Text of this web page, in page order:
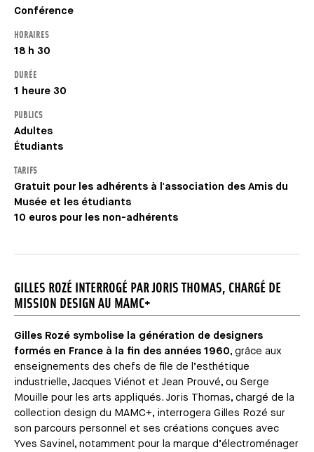
Conférence
HORAIRES
18 h 30
DURÉE
1 heure 30
PUBLICS
Adultes
Étudiants
TARIFS
Gratuit pour les adhérents à l'association des Amis du
Musée et les étudiants
10 euros pour les non-adhérents
GILLES ROZÉ INTERROGÉ PAR JORIS THOMAS, CHARGÉ DE
MISSION DESIGN AU MAMC+
Gilles Rozé symbolise la génération de designers
formés en France à la fin des années 1960, grâce aux
enseignements des chefs de file de l’esthétique
industrielle, Jacques Viénot et Jean Prouvé, ou Serge
Mouille pour les arts appliqués. Joris Thomas, chargé de la
collection design du MAMC+, interrogera Gilles Rozé sur
son parcours personnel et ses créations conçues avec
Yves Savinel, notamment pour la marque d’électroménager